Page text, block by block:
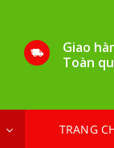
Giao
Toàn
TRANG